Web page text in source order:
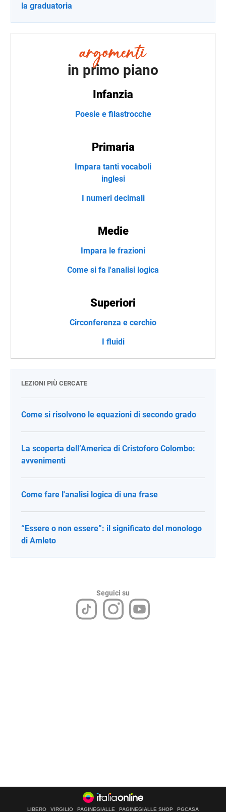
la graduatoria
in primo piano
Infanzia
Poesie e filastrocche
Primaria
Impara tanti vocaboli
inglesi
I numeri decimali
Medie
Impara le frazioni
Come si fa l'analisi logica
Superiori
Circonferenza e cerchio
I fluidi
LEZIONI PIÙ CERCATE
Come si risolvono le equazioni di secondo grado
La scoperta dell’America di Cristoforo Colombo:
avvenimenti
Come fare l'analisi logica di una frase
“Essere o non essere”: il significato del monologo
di Amleto
Seguici su
LIBERO VIRGILIO PAGINEGIALLE PAGINEGIALLE SHOP PGCASA